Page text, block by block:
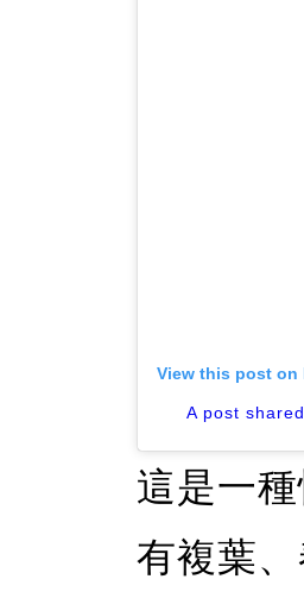
View this post on
A post
這是一
有複葉